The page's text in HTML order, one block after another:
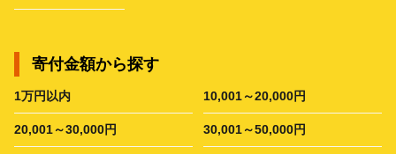
寄付金額から探す
1万円以内 10,001～20,000円
20,001～30,000円 30,001～50,000円